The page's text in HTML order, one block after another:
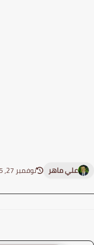
علي ماهر نوفمبر 27, 2025